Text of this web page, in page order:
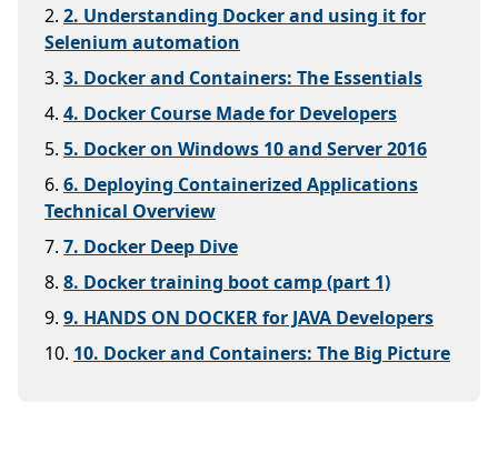
2. 2. Understanding Docker and using it for
Selenium automation
3. 3. Docker and Containers: The Essentials
4. 4. Docker Course Made for Developers
5. 5. Docker on Windows 10 and Server 2016
6. 6. Deploying Containerized Applications
Technical Overview
7. 7. Docker Deep Dive
8. 8. Docker training boot camp (part 1)
9. 9. HANDS ON DOCKER for JAVA Developers
10. 10. Docker and Containers: The Big Picture